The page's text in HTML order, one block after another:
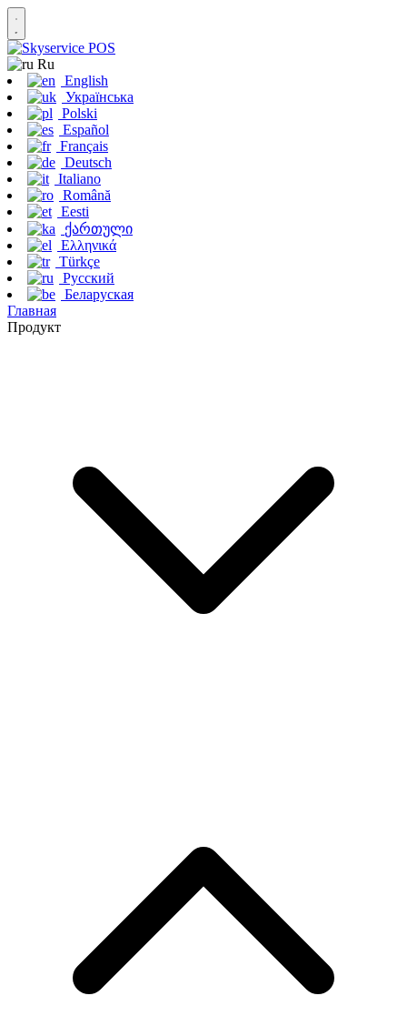
Ru
English
Українська
Polski
Español
Français
Deutsch
Italiano
Română
Eesti
ქართული
Ελληνικά
Türkçe
Русский
Беларуская
Главная
Продукт